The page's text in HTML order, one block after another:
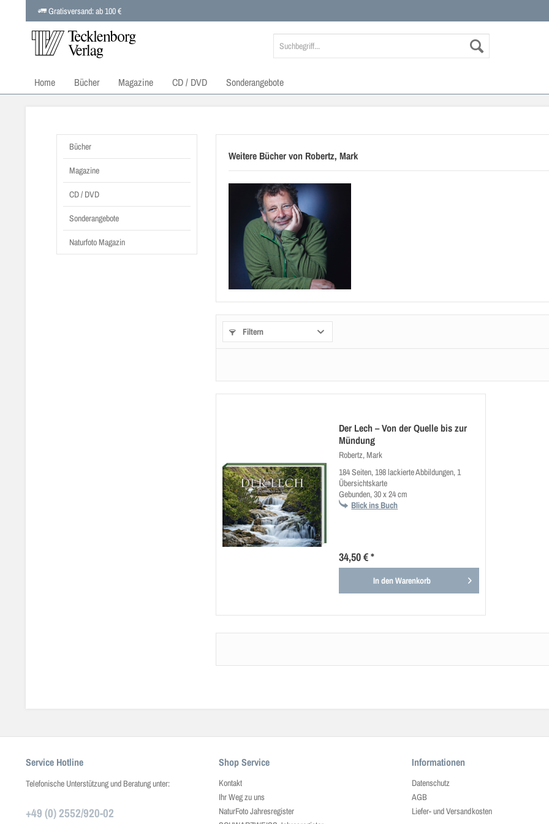
Gratisversand: ab 100 €
Home Bücher Magazine CD / DVD Sonderangebote
Bücher
Magazine
CD / DVD
Sonderangebote
Naturfoto Magazin
Weitere Bücher von Robertz, Mark
Filtern
Der Lech – Von der Quelle bis zur
Mündung
Robertz, Mark
184 Seiten, 198 lackierte Abbildungen, 1
Übersichtskarte
Gebunden, 30 x 24 cm
Blick ins Buch
34,50 € *
In denWarenkorb
Service Hotline
Telefonische Unterstützung und Beratung unter:
+49 (0) 2552/920-02
Shop Service
Kontakt
Ihr Weg zu uns
NaturFoto Jahresregister
Informationen
Datenschutz
AGB
Liefer- und Versandkosten